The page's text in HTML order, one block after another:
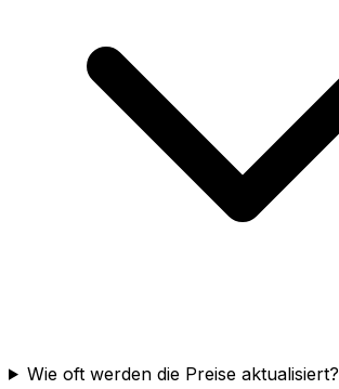
Wie oft werden die Preise aktualisiert?